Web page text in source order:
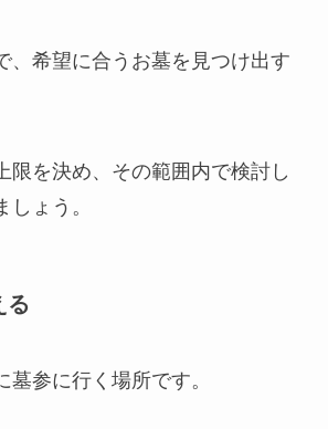
、希望に合うお墓を見つけ出す
限を決め、その範囲内で検討し
ょう。
る
墓参に行く場所です。